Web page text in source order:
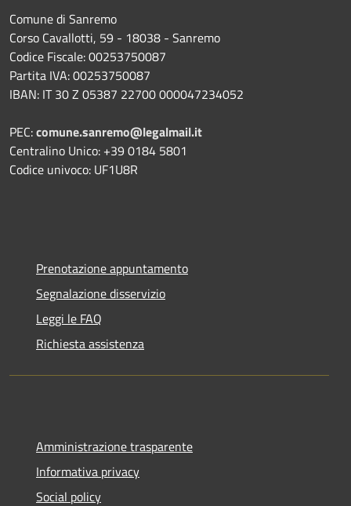
Comune di Sanremo
Corso Cavallotti, 59 - 18038 - Sanremo
Codice Fiscale: 00253750087
Partita IVA: 00253750087
IBAN: IT 30 Z 05387 22700 000047234052
PEC:comune.sanremo@legalmail.it
Centralino Unico: +39 0184 5801
Codice univoco: UF1U8R
Prenotazione appuntamento
Segnalazione disservizio
Leggi le FAQ
Richiesta assistenza
Amministrazione trasparente
Informativa privacy
Social policy